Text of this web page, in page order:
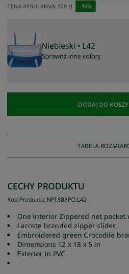
CENA REGULARNA: 529 zł -30%
Niebieski • L42
Sprawdź inne kolory
DODAJ DO
TABELA
CECHY PRODUKTU
Kod Produktu: NF1888PO.L42
One interior Zippered net pocket
Lacoste branded zipper slider
Embroidered green Crocodile
Dimensions 12 x 18 x 5 in
Exterior in PVC